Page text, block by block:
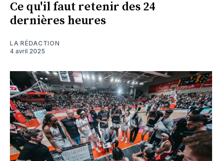
Ce qu'il faut retenir des 24
dernières heures
LA RÉDACTION
4 avril 2025